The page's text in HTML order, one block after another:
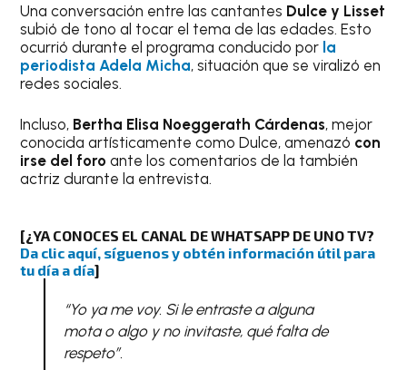
Una conversación entre las cantantes Dulce y Lisset
subió de tono al tocar el tema de las edades. Esto
ocurrió durante el programa conducido por la
periodista Adela Micha, situación que se viralizó en
redes sociales.
Incluso, Bertha Elisa Noeggerath Cárdenas, mejor
conocida artísticamente como Dulce, amenazó con
irse del foro ante los comentarios de la también
actriz durante la entrevista.
[¿YA CONOCES EL CANAL DE WHATSAPP DE UNO TV?
Da clic aquí, síguenos y obtén información útil para
tu día a día]
“Yo ya me voy. Si le entraste a alguna
mota o algo y no invitaste, qué falta de
respeto”.